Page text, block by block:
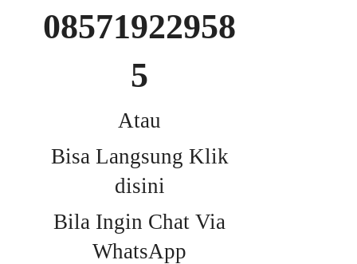
08571922958
5
Atau
Bisa Langsung Klik
disini
Bila Ingin Chat Via
WhatsApp